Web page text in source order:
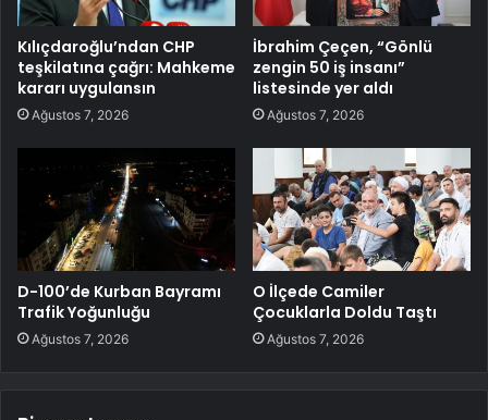
Kılıçdaroğlu’ndan CHP
teşkilatına çağrı: Mahkeme
kararı uygulansın
Ağustos 7, 2026
İbrahim Çeçen, “Gönlü
zengin 50 iş insanı”
listesinde yer aldı
Ağustos 7, 2026
D-100’de Kurban Bayramı
Trafik Yoğunluğu
Ağustos 7, 2026
O İlçede Camiler
Çocuklarla Doldu Taştı
Ağustos 7, 2026